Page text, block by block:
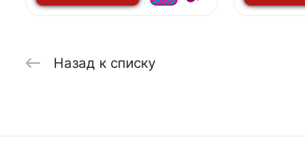
Назад к списку